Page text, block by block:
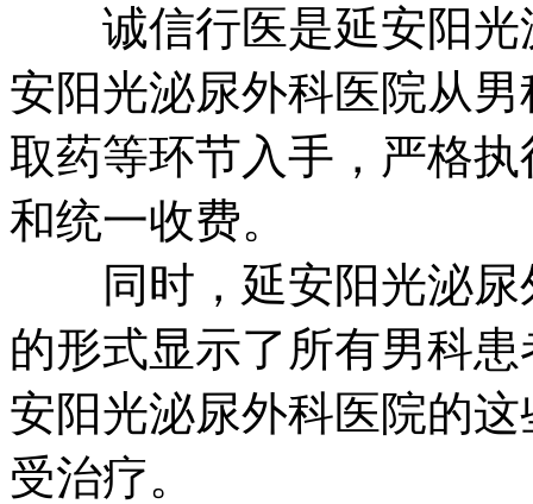
诚信行医是延安阳光
安阳光泌尿外科医院从
取药等环节入手，严格
和统一收费。
同时，延安阳光泌尿
的形式显示了所有男科
安阳光泌尿外科医院的
受治疗。